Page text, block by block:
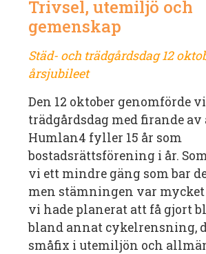
Trivsel, utemiljö och
gemenskap
Städ- och trädgårdsdag 12
årsjubileet
Den 12 oktober genomförde
trädgårdsdag med firande av
Humlan4 fyller 15 år som
bostadsrättsförening i år.
vi ett mindre gäng som bar
men stämningen var mycket
vi hade planerat att få gjort
bland annat cykelrensning,
småfix i utemiljön och